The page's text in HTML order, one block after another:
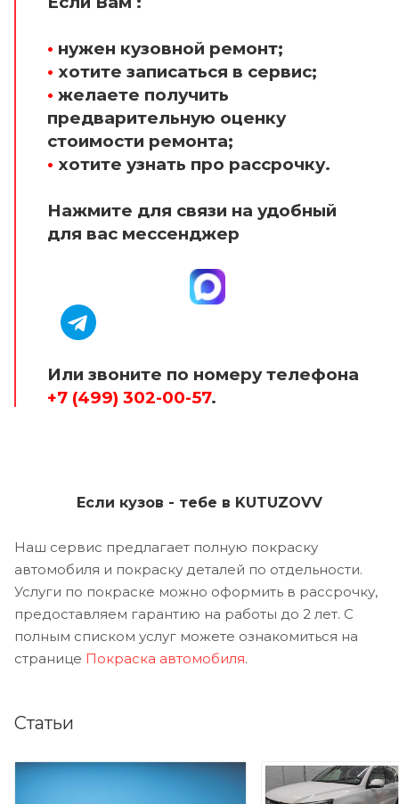
• нужен кузовной ремонт;
• хотите записаться в сервис;
• желаете получить
предварительную оценку
стоимости ремонта;
• хотите узнать про рассрочку.
Нажмите для связи на удобный
для вас мессенджер
Или звоните по номеру телефона
+7 (499) 302-00-57.
Если кузов - тебе в KUTUZOVV
Наш сервис предлагает полную покраску
автомобиля и покраску деталей по отдельности.
Услуги по покраске можно оформить в рассрочку,
предоставляем гарантию на работы до 2 лет. С
полным списком услуг можете ознакомиться на
странице Покраска автомобиля.
Статьи